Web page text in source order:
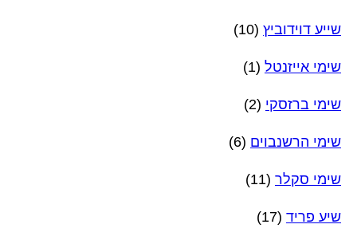
שייע דוידוביץ (10)
שימי אייזנטל (1)
שימי ברזסקי (2)
שימי הרשנבוים (6)
שימי סקלר (11)
שיע פריד (17)